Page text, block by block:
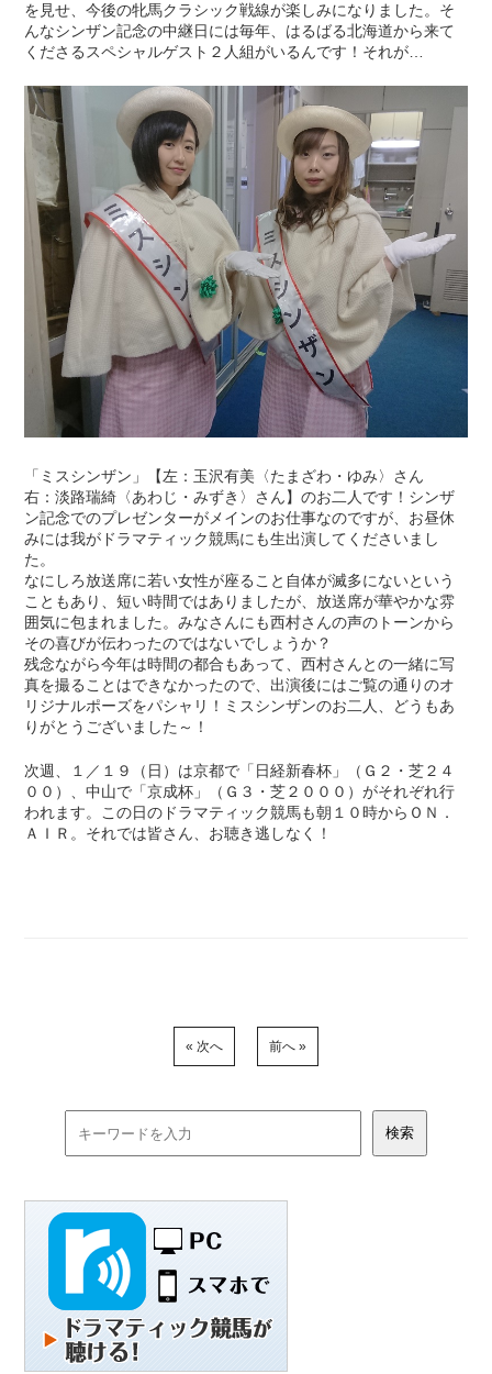
を見せ、今後の牝馬クラシック戦線が楽しみになりました。そ
んなシンザン記念の中継日には毎年、はるばる北海道から来て
くださるスペシャルゲスト２人組がいるんです！それが…
「ミスシンザン」【左：玉沢有美〈たまざわ・ゆみ〉さん
右：淡路瑞綺〈あわじ・みずき〉さん】のお二人です！シンザ
ン記念でのプレゼンターがメインのお仕事なのですが、お昼休
みには我がドラマティック競馬にも生出演してくださいまし
た。
なにしろ放送席に若い女性が座ること自体が滅多にないという
こともあり、短い時間ではありましたが、放送席が華やかな雰
囲気に包まれました。みなさんにも西村さんの声のトーンから
その喜びが伝わったのではないでしょうか？
残念ながら今年は時間の都合もあって、西村さんとの一緒に写
真を撮ることはできなかったので、出演後にはご覧の通りのオ
リジナルポーズをパシャリ！ミスシンザンのお二人、どうもあ
りがとうございました～！
次週、１／１９（日）は京都で「日経新春杯」（Ｇ２・芝２４
００）、中山で「京成杯」（Ｇ３・芝２０００）がそれぞれ行
われます。この日のドラマティック競馬も朝１０時からＯＮ．
ＡＩＲ。それでは皆さん、お聴き逃しなく！
« 次へ 前へ »